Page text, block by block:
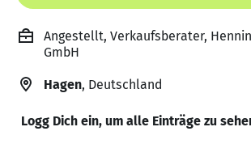
Angestellt, Verkaufsberater,
GmbH
Hagen, Deutschland
Logg Dich ein, um alle Einträge zu